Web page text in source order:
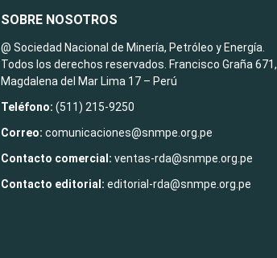
SOBRE NOSOTROS
@ Sociedad Nacional de Minería, Petróleo y Energía.
Todos los derechos reservados. Francisco Graña 671,
Magdalena del Mar Lima 17 – Perú
Teléfono: (511) 215-9250
Correo:comunicaciones@snmpe.org.pe
Contacto comercial: ventas-rda@snmpe.org.pe
Contacto editorial: editorial-rda@snmpe.org.pe